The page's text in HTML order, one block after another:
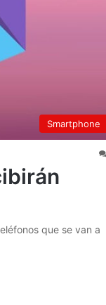
Smartphone
que se van a